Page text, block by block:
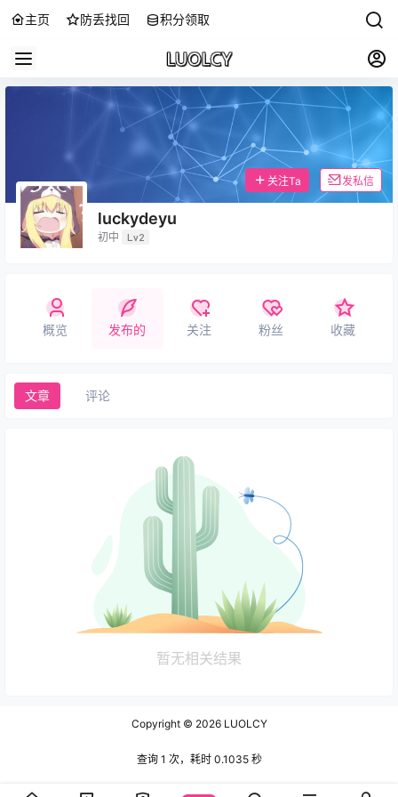
主页 防丢找回 积分领取
luckydeyu
初中 Lv2
关注Ta 发私信
概览 发布的 关注 粉丝 收藏
文章 评论
暂无相关结果
Copyright © 2026LUOLCY
查询 1 次，耗时 0.1035 秒